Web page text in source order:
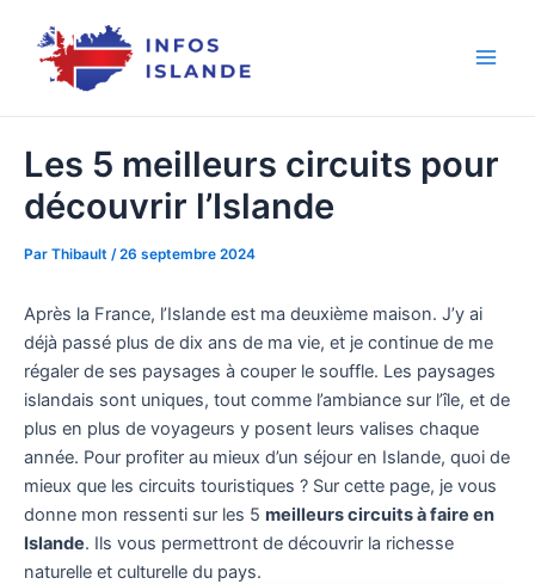
contenu
Les 5 meilleurs circuits pour
découvrir l’Islande
Par Thibault /26 septembre 2024
Après la France, l’Islande est ma deuxième maison. J’y ai
déjà passé plus de dix ans de ma vie, et je continue de me
régaler de ses paysages à couper le souffle. Les paysages
islandais sont uniques, tout comme l’ambiance sur l’île, et de
plus en plus de voyageurs y posent leurs valises chaque
année. Pour profiter au mieux d’un séjour en Islande, quoi de
mieux que les circuits touristiques ? Sur cette page, je vous
donne mon ressenti sur les 5 meilleurs circuits à faire en
Islande. Ils vous permettront de découvrir la richesse
naturelle et culturelle du pays.